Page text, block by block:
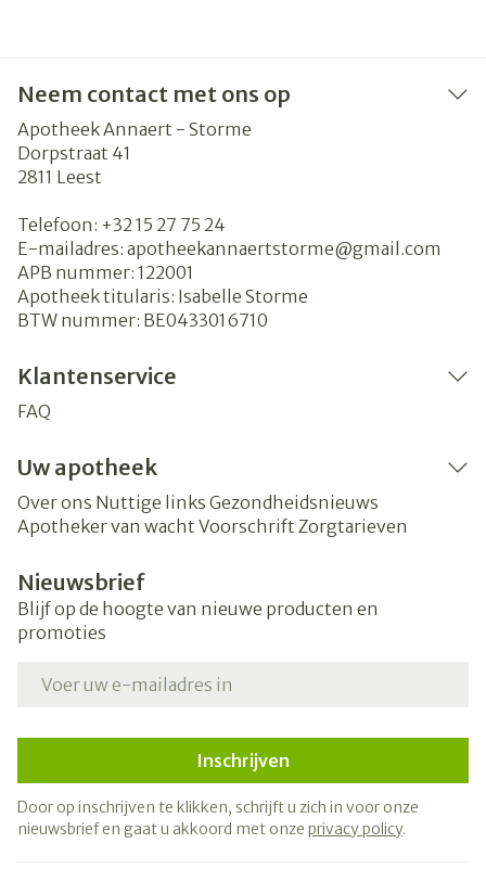
Neem contact met ons op
Apotheek Annaert - Storme
Dorpstraat 41
2811 Leest
Telefoon: +32 15 27 75 24
E-mailadres: apotheekannaertstorme@gmail.com
APB nummer: 122001
Apotheek titularis: Isabelle Storme
BTW nummer: BE0433016710
Klantenservice
FAQ
Uw apotheek
Over ons Nuttige links Gezondheidsnieuws
Apotheker van wacht Voorschrift Zorgtarieven
Nieuwsbrief
Blijf op de hoogte van nieuwe producten en
promoties
Inschrijven
Door op inschrijven te klikken, schrijft u zich in voor onze
nieuwsbrief en gaat u akkoord met onze privacy policy.